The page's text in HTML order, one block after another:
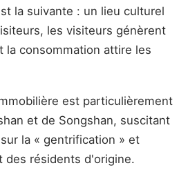
la suivante : un lieu culturel
les visiteurs génèrent
la consommation attire les
est particulièrement
et de Songshan, suscitant
la « gentrification » et
des résidents d'origine.